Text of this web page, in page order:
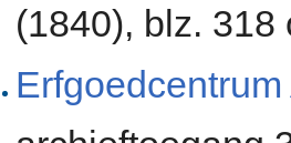
(1840), blz.